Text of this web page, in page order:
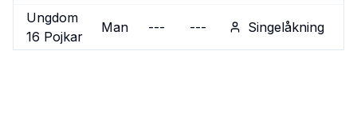
Ungdom
16 Pojkar
Man --- --- Singelåkning